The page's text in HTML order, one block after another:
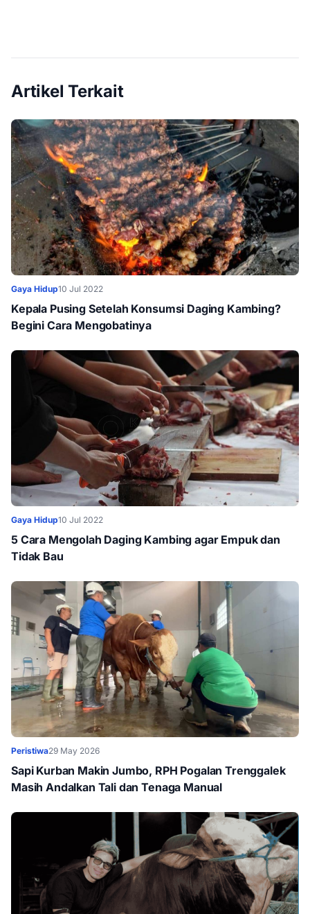
Artikel Terkait
Gaya Hidup10 Jul 2022
Kepala Pusing Setelah Konsumsi Daging Kambing?
Begini Cara Mengobatinya
Gaya Hidup10 Jul 2022
5 Cara Mengolah Daging Kambing agar Empuk dan
Tidak Bau
Peristiwa29 May 2026
Sapi Kurban Makin Jumbo, RPH Pogalan Trenggalek
Masih Andalkan Tali dan Tenaga Manual